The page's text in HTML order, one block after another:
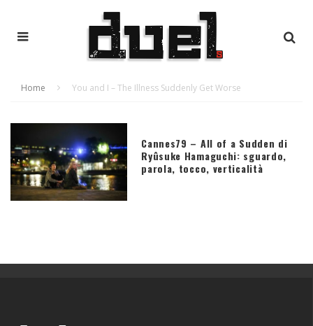
Home You and I – The Illness Suddenly Get Worse
Cannes79 – All of a Sudden di
Ryûsuke Hamaguchi: sguardo,
parola, tocco, verticalità